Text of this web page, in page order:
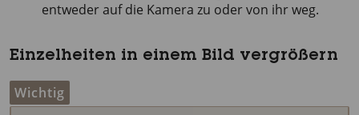
entweder auf die Kamera zu oder von ihr weg.
Einzelheiten in einem Bild vergrößern
Wichtig